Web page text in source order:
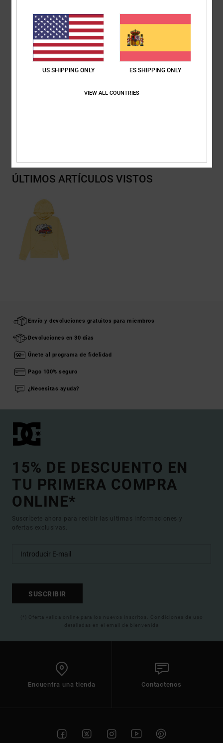
Corte estándar
Bolsillos canguro
Estampados de plastisol centrados en la parte frontal
Cinta espigada en la parte posterior del cuello
Detalles DC RE y SOLVE
ÚLTIMOS ARTÍCULOS VISTOS
Envío y devoluciones gratuitos para miembros
Devoluciones en 30 días
Únete al programa de fidelidad
Pago 100% seguro
¿Necesitas ayuda?
15% DE DESCUENTO EN
TU PRIMERA COMPRA
ONLINE*
Suscríbete ahora para recibir las ultimas informaciones y
ofertas exclusivas.
SUSCRIBIR
(*) Oferta valida online para los nuevos inscritos. Condiciones de uso
detalladas en el email de bienvenida
Encuentra una tienda Contactenos
US SHIPPING ONLY ES SHIPPING ONLY
VIEW ALL COUNTRIES